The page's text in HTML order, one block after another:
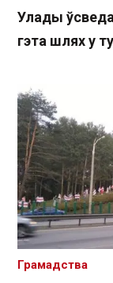
Улады
гэта шлях у
Грамадства